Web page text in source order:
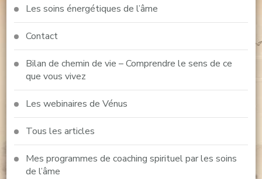
Les soins énergétiques de l’âme
Contact
Bilan de chemin de vie – Comprendre le sens de ce
que vous vivez
Les webinaires de Vénus
Tous les articles
Mes programmes de coaching spirituel par les soins
de l’âme